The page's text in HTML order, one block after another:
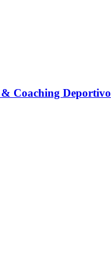
Coaching Deportivo